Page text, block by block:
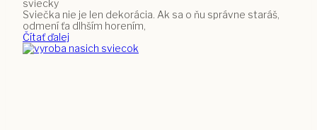
sviecky
Sviečka nie je len dekorácia. Ak sa o ňu správne staráš,
odmení ťa dlhším horením,
Čítať ďalej